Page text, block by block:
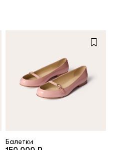
Балетки